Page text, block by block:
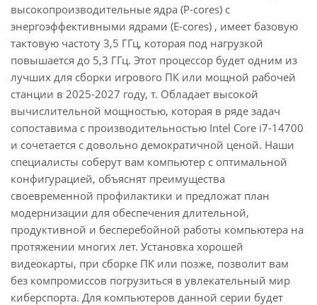
высокопроизводительные ядра (P-cores) с
энергоэффективными ядрами (E-cores) , имеет базовую
тактовую частоту 3,5 ГГц, которая под нагрузкой
повышается до 5,3 ГГц. Этот процессор будет одним из
лучших для сборки игрового ПК или мощной рабочей
станции в 2025-2027 году, т. Обладает высокой
вычислительной мощностью, которая в ряде задач
сопоставима с производительностью Intel Core i7-14700
и сочетается с довольно демократичной ценой. Наши
специалисты соберут вам компьютер с оптимальной
конфигурацией, объяснят преимущества
своевременной профилактики и предложат план
модернизации для обеспечения длительной,
продуктивной и бесперебойной работы компьютера на
протяжении многих лет. Установка хорошей
видеокарты, при сборке ПК или позже, позволит вам
без компромиссов погрузиться в увлекательный мир
киберспорта. Для компьютеров данной серии будет